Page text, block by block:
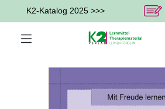
K2-Katalog 2025 >>>